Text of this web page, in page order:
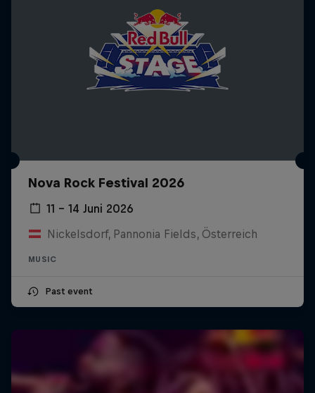
Nova Rock Festival 2026
11 – 14 Juni 2026
Nickelsdorf, Pannonia Fields, Österreich
MUSIC
Past event